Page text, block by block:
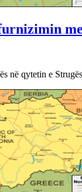
me
në qytetin e